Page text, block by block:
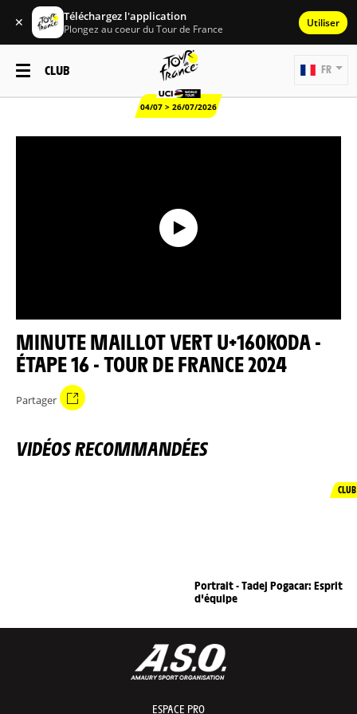
✕ Téléchargez l'application
Plongez au coeur du Tour de France Utiliser
CLUB
04/07 > 26/07/2026
FR
MINUTE MAILLOT VERT U+160KODA -
ÉTAPE 16 - TOUR DE FRANCE 2024
Partager
VIDÉOS RECOMMANDÉES
CLUB
Portrait - Tadej Pogacar: Esprit
d'équipe
ESPACE PRO